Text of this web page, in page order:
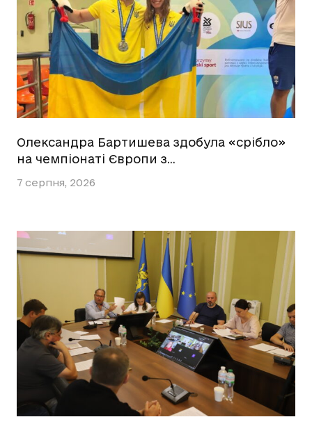
Олександра Бартишева здобула «срібло»
на чемпіонаті Європи з…
7 серпня, 2026